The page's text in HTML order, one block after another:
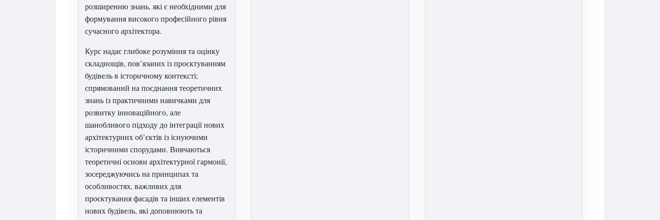
розширенню знань, які є необхідними для
формування високого професійного рівня
сучасного архітектора.
Курс надає глибоке розуміння та оцінку
складнощів, пов’язаних із проєктуванням
будівель в історичному контексті;
спрямований на поєднання теоретичних
знань із практичними навичками для
розвитку інноваційного, але
шанобливого підходу до інтеграції нових
архітектурних об’єктів із існуючими
історичними спорудами. Вивчаються
теоретичні основи архітектурної гармонії,
зосереджуючись на принципах та
особливостях, важливих для
проєктування фасадів та інших елементів
нових будівель, які доповнюють та